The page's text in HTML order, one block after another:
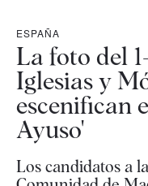
ESPAÑA
La foto del
Iglesias y
escenifican
Ayuso'
Los candidatos a